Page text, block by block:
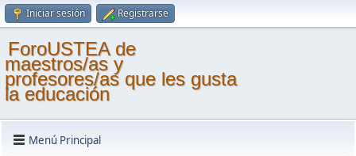
Iniciar sesión Registrarse
ForoUSTEA de
maestros/as y
profesores/as que les gusta
la educación
Menú Principal